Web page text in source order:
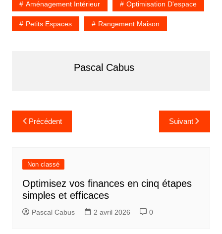
Aménagement Intérieur Optimisation D'espace
Petits Espaces Rangement Maison
Pascal Cabus
a
Précédent Suivant
Non classé
Optimisez vos finances en cinq étapes
simples et efficaces
Pascal Cabus 2 avril 2026 0